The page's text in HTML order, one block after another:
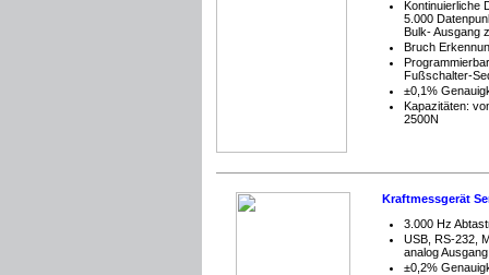
Kontinuierliche
5.000
Bulk- Ausgang
Bruch
Fußschalter-
±0,1%
Kapazitäten:
2500N
Kraftmessgerät
3.000 Hz
USB, RS-232,
analog Ausgang
±0,2%